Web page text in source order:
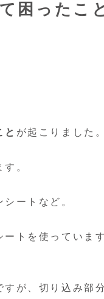
困ったこ
と が起こりました。
。
ートなど。
トを使っていま
が、切り込み部